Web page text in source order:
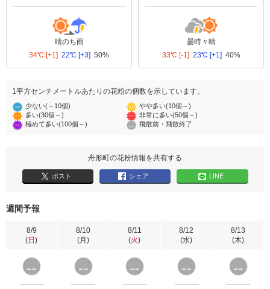
晴のち雨
34℃ [+1] 22℃ [+3] 50%
曇時々晴
33℃ [-1] 23℃ [+1] 40%
1平方センチメートルあたりの花粉の個数を示しています。
少ない(～10個)
やや多い(10個～)
多い(30個～)
非常に多い(50個～)
極めて多い(100個～)
飛散前・飛散終了
舟形町の花粉情報を共有する
ポスト シェア LINE
週間予報
8/9
(日)
8/10
(月 )
8/11
(火)
8/12
(水)
8/13
(木)